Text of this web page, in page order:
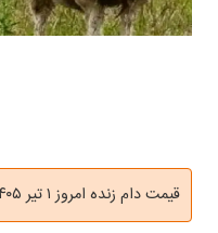
قیمت دام زنده امروز ۱ تیر ۱۴۰۵ اعلام شد.